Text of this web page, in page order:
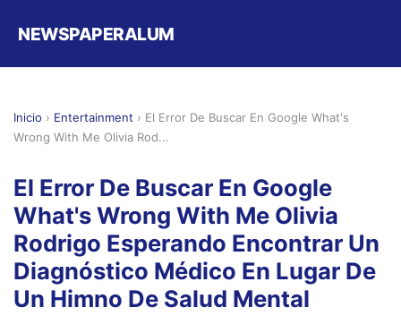
NEWSPAPERALUM
Inicio › Entertainment › El Error De Buscar En Google What's
Wrong With Me Olivia Rod...
El Error De Buscar En Google
What's Wrong With Me Olivia
Rodrigo Esperando Encontrar Un
Diagnóstico Médico En Lugar De
Un Himno De Salud Mental